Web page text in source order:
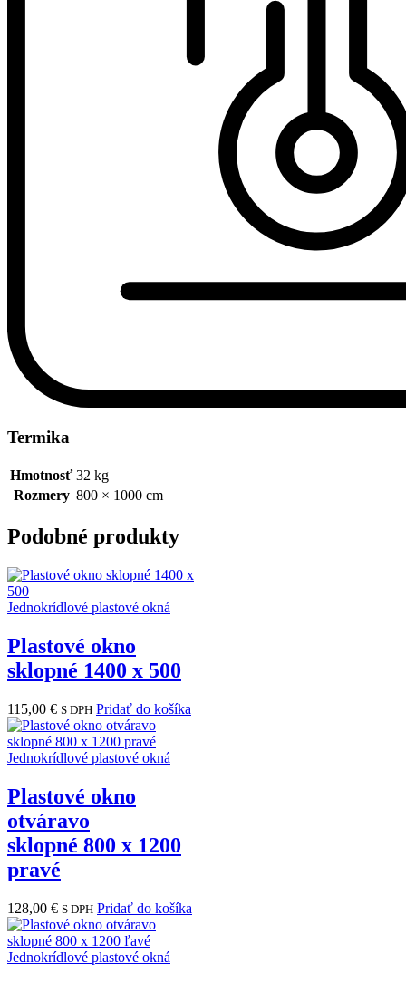
Termika
Hmotnosť 32 kg
Rozmery 800 × 1000 cm
Podobné produkty
Jednokrídlové plastové okná
Plastové okno
sklopné 1400 x 500
115,00 € S DPH Pridať do košíka
Jednokrídlové plastové okná
Plastové okno
otváravo
sklopné 800 x 1200
pravé
128,00 € S DPH Pridať do košíka
Jednokrídlové plastové okná